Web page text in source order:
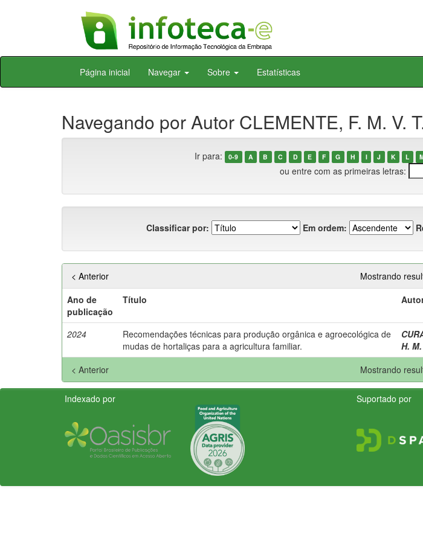
Skip
Página inicial Navegar Sobre Estatísticas
Navegando por Autor CLEMENTE, F. M. V.
Ir para: 0-9 A B C D E F G H I J K L
ou entre com as primeiras letras:
Classificar por: Em ordem:
Mostrando
< Anterior
Ano de
publicação
Título
2024
Recomendações técnicas para produção orgânica e agroecológica de
mudas de hortaliças para a agricultura familiar.
H.
Mostrando
< Anterior
Indexado por Suportado por